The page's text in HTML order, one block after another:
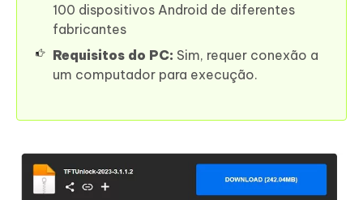
100 dispositivos Android de diferentes
fabricantes
Requisitos do PC: Sim, requer conexão a
um computador para execução.